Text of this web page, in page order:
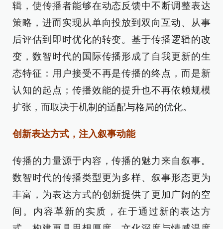
辑，使传播者能够在动态反馈中不断调整表达
策略，进而实现从单向投放到双向互动、从事
后评估到即时优化的转变。基于传播逻辑的改
变，数智时代的国际传播形成了自我更新的生
态特征：用户接受不再是传播的终点，而是新
认知的起点；传播效能的提升也不再依赖规模
扩张，而取决于机制的适配与格局的优化。
创新表达方式，注入叙事动能
传播的力量源于内容，传播的魅力来自叙事。
数智时代的传播类型更为多样、叙事形态更为
丰富，为表达方式的创新提供了更加广阔的空
间。内容革新的实质，在于通过新的表达方